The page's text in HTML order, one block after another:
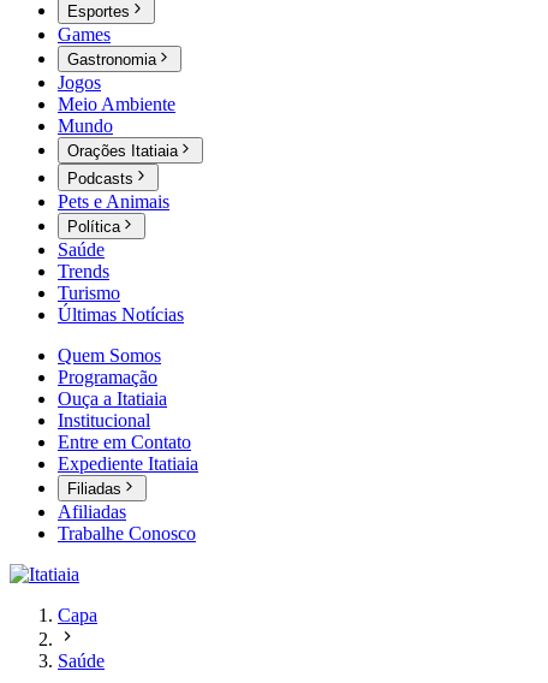
Esportes
Games
Gastronomia
Jogos
Meio Ambiente
Mundo
Orações Itatiaia
Podcasts
Pets e Animais
Política
Saúde
Trends
Turismo
Últimas Notícias
Quem Somos
Programação
Ouça a Itatiaia
Institucional
Entre em Contato
Expediente Itatiaia
Filiadas
Afiliadas
Trabalhe Conosco
Capa
Saúde